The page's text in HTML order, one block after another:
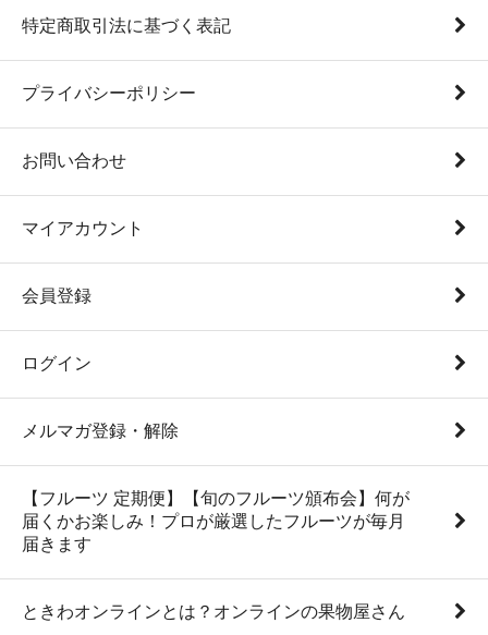
特定商取引法に基づく表記
プライバシーポリシー
お問い合わせ
マイアカウント
会員登録
ログイン
メルマガ登録・解除
【フルーツ 定期便】【旬のフルーツ頒布会】何が
届くかお楽しみ！プロが厳選したフルーツが毎月
届きます
ときわオンラインとは？オンラインの果物屋さん